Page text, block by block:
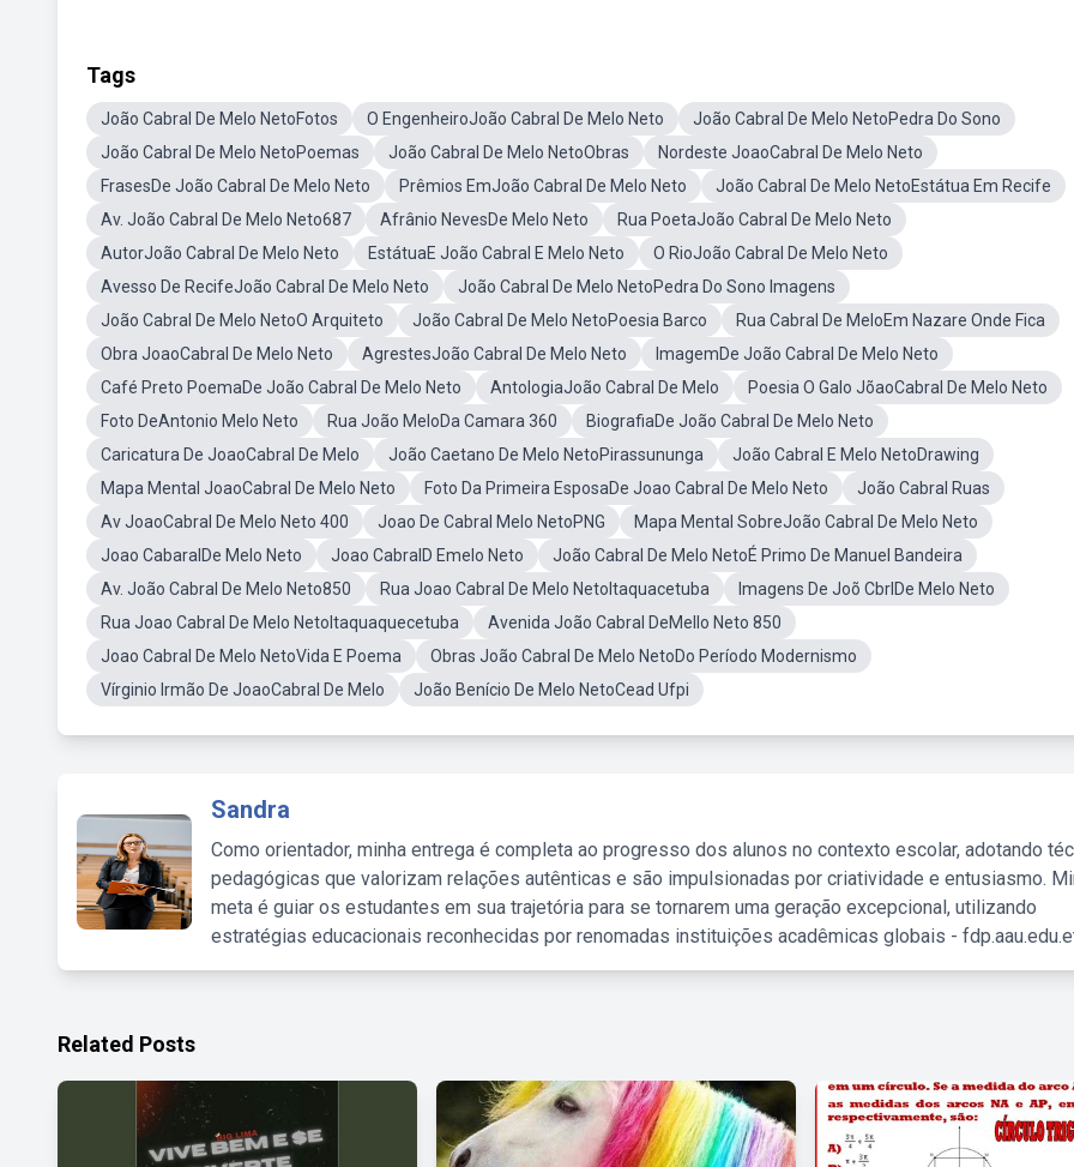
Tags
João Cabral De Melo NetoFotos O EngenheiroJoão Cabral De Melo Neto
João Cabral De Melo NetoPedra Do Sono
João Cabral De Melo NetoPoemas
João Cabral De Melo NetoObras
Nordeste JoaoCabral De Melo Neto
FrasesDe João Cabral De Melo Neto
Prêmios EmJoão Cabral De Melo Neto
João Cabral De Melo NetoEstátua Em Recife
Av. João Cabral De Melo Neto687
Afrânio NevesDe Melo Neto
Rua PoetaJoão Cabral De Melo Neto
AutorJoão Cabral De Melo Neto
EstátuaE João Cabral E Melo Neto
O RioJoão Cabral De Melo Neto
Avesso De RecifeJoão Cabral De Melo Neto
João Cabral De Melo NetoPedra Do Sono Imagens
João Cabral De Melo NetoO Arquiteto
João Cabral De Melo NetoPoesia Barco
Rua Cabral De MeloEm Nazare Onde Fica
Obra JoaoCabral De Melo Neto
AgrestesJoão Cabral De Melo Neto
ImagemDe João Cabral De Melo Neto
Café Preto PoemaDe João Cabral De Melo Neto
AntologiaJoão Cabral De Melo
Poesia O Galo JõaoCabral De Melo Neto
Foto DeAntonio Melo Neto
Rua João MeloDa Camara 360
BiografiaDe João Cabral De Melo Neto
Caricatura De JoaoCabral De Melo
João Caetano De Melo NetoPirassununga
João Cabral E Melo NetoDrawing
Mapa Mental JoaoCabral De Melo Neto
Foto Da Primeira EsposaDe Joao Cabral De Melo Neto
João Cabral Ruas
Av JoaoCabral De Melo Neto 400
Joao De Cabral Melo NetoPNG
Mapa Mental SobreJoão Cabral De Melo Neto
Joao CabaralDe Melo Neto
Joao CabralD Emelo Neto
João Cabral De Melo NetoÉ Primo De Manuel Bandeira
Av. João Cabral De Melo Neto850
Rua Joao Cabral De Melo NetoItaquacetuba
Imagens De Joõ CbrlDe Melo Neto
Rua Joao Cabral De Melo NetoItaquaquecetuba
Avenida João Cabral DeMello Neto 850
Joao Cabral De Melo NetoVida E Poema
Obras João Cabral De Melo NetoDo Período Modernismo
Vírginio Irmão De JoaoCabral De Melo
João Benício De Melo NetoCead Ufpi
Sandra
Como orientador, minha entrega é completa ao progresso dos alunos no contexto escolar, adotando
pedagógicas que valorizam relações autênticas e são impulsionadas por criatividade e entusiasmo.
meta é guiar os estudantes em sua trajetória para se tornarem uma geração excepcional, utilizando
estratégias educacionais reconhecidas por renomadas instituições acadêmicas globais -
Related Posts